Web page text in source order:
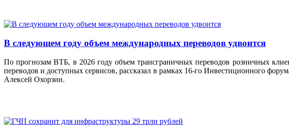
В следующем году объем международных переводов удвоится
По прогнозам ВТБ, в 2026 году объем трансграничных переводов розничных
переводов и доступных сервисов, рассказал в рамках 16-го Инвестиционного
Алексей Охорзин.